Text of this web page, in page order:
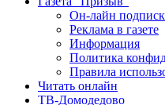
Он-лайн
Реклама в газете
Информация
Политика
Правила
Читать онлайн
ТВ-Домодедово